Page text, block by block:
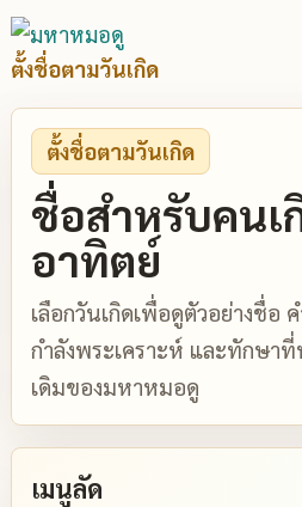
ตั้งชื่อตามวันเกิด
ตั้งชื่อตามวันเกิด
ชื่อสำหรับคนเ
อาทิตย์
เลือกวันเกิดเพื่อดูตัวอย่างชื่อ
กำลังพระเคราะห์ และทักษา
เดิมของมหาหมอดู
เมนูลัด